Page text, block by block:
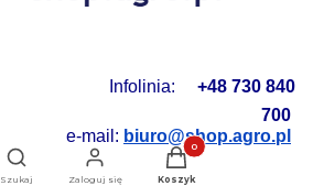
Infolinia: +48 730 840
700
e-mail: biuro@shop.agro.pl
Otwórz wyszukiwarkę
Szukaj Zaloguj się
Produkty w koszyku: 0.
Koszyk